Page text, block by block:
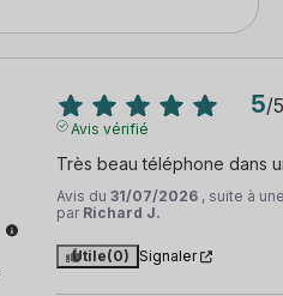
5/5
Avis vérifié
Très beau téléphone dans
Avis du 31/07/2026 , suite à
par Richard J.
Utile(0) Signaler